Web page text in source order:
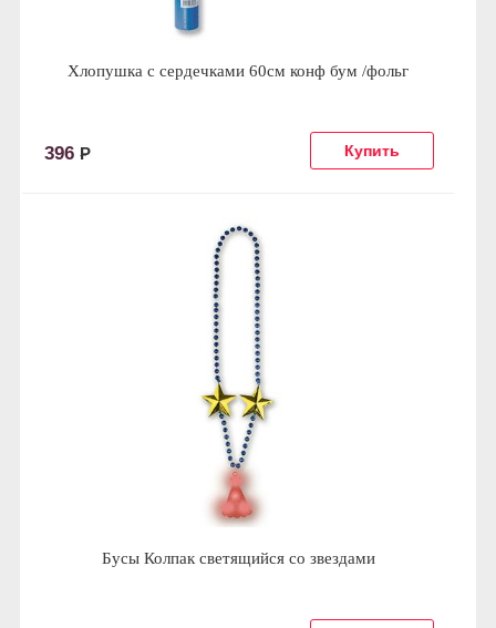
Хлопушка с сердечками 60см конф бум /фольг
396 Р
Бусы Колпак светящийся со звездами